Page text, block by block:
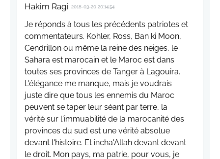
Hakim Ragi 2018-03-20 20:14:54
Je réponds à tous les précédents patriotes et
commentateurs. Kohler, Ross, Ban ki Moon,
Cendrillon ou même la reine des neiges, le
Sahara est marocain et le Maroc est dans
toutes ses provinces de Tanger à Lagouira.
L'élégance me manque, mais je voudrais
juste dire que tous les ennemis du Maroc
peuvent se taper leur séant par terre, la
vérité sur l'immuabilité de la marocanité des
provinces du sud est une vérité absolue
devant l'histoire. Et incha'Allah devant devant
le droit. Mon pays, ma patrie, pour vous, je